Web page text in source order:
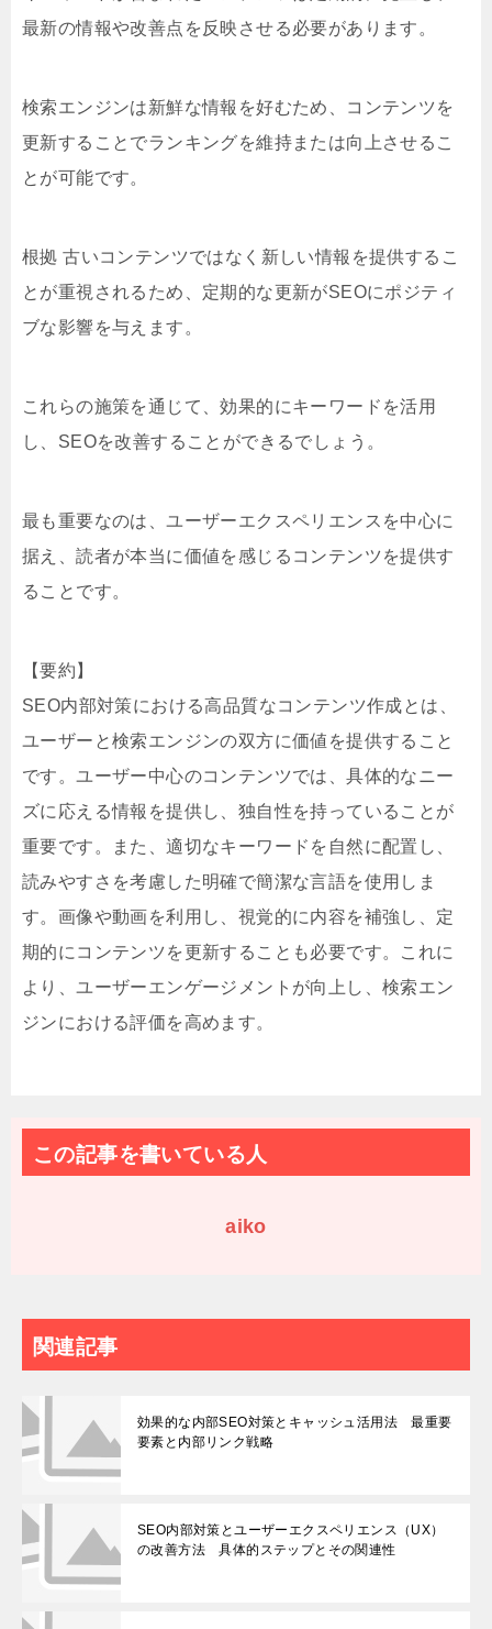
最新の情報や改善点を反映させる必要があります。
検索エンジンは新鮮な情報を好むため、コンテンツを
更新することでランキングを維持または向上させるこ
とが可能です。
根拠 古いコンテンツではなく新しい情報を提供するこ
とが重視されるため、定期的な更新がSEOにポジティ
ブな影響を与えます。
これらの施策を通じて、効果的にキーワードを活用
し、SEOを改善することができるでしょう。
最も重要なのは、ユーザーエクスペリエンスを中心に
据え、読者が本当に価値を感じるコンテンツを提供す
ることです。
【要約】
SEO内部対策における高品質なコンテンツ作成とは、
ユーザーと検索エンジンの双方に価値を提供すること
です。ユーザー中心のコンテンツでは、具体的なニー
ズに応える情報を提供し、独自性を持っていることが
重要です。また、適切なキーワードを自然に配置し、
読みやすさを考慮した明確で簡潔な言語を使用しま
す。画像や動画を利用し、視覚的に内容を補強し、定
期的にコンテンツを更新することも必要です。これに
より、ユーザーエンゲージメントが向上し、検索エン
ジンにおける評価を高めます。
この記事を書いている人
aiko
関連記事
効果的な内部SEO対策とキャッシュ活用法 最重要
要素と内部リンク戦略
SEO内部対策とユーザーエクスペリエンス（UX）
の改善方法 具体的ステップとその関連性